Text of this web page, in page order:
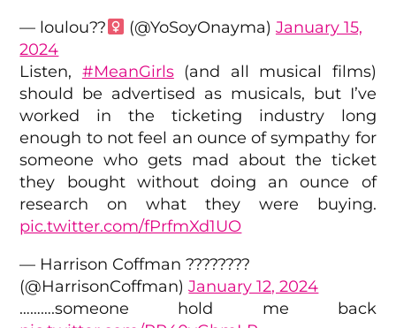
— loulou??‍
(@YoSoyOnayma) January 15,
2024
Listen, #MeanGirls(and all musical films)
should be advertised as musicals, but I’ve
worked in the ticketing industry long
enough to not feel an ounce of sympathy for
someone who gets mad about the ticket
they bought without doing an ounce of
research on what they were buying.
pic.twitter.com/fPrfmXd1UO
— Harrison Coffman ?️‍???️‍???️‍?
(@HarrisonCoffman)January 12, 2024
……….someone hold me back